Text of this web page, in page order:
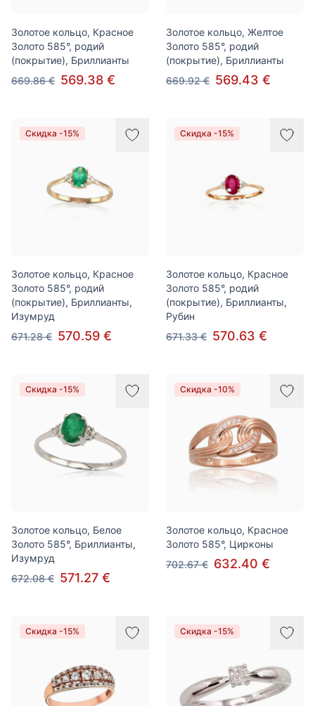
Золотое кольцо, Красное
Золото 585°, родий
(покрытие), Бриллианты
669.86 € 569.38 €
Золотое кольцо, Желтое
Золото 585°, родий
(покрытие), Бриллианты
669.92 € 569.43 €
Скидка -15%
Золотое кольцо, Красное
Золото 585°, родий
(покрытие), Бриллианты,
Изумруд
671.28 € 570.59 €
Скидка -15%
Золотое кольцо, Красное
Золото 585°, родий
(покрытие), Бриллианты,
Рубин
671.33 € 570.63 €
Скидка -15%
Золотое кольцо, Белое
Золото 585°, Бриллианты,
Изумруд
672.08 € 571.27 €
Скидка -10%
Золотое кольцо, Красное
Золото 585°, Цирконы
702.67 € 632.40 €
Скидка -15% Скидка -15%